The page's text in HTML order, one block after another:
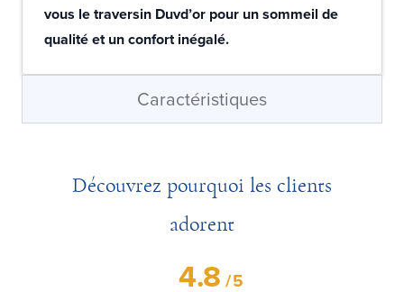
vous le traversin Duvd’or pour un sommeil de
qualité et un confort inégalé.
Caractéristiques
Découvrez pourquoi les clients
adorent
4.8/5